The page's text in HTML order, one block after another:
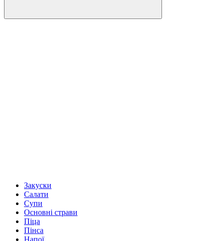
Закуски
Салати
Супи
Основні страви
Піца
Пінса
Напої